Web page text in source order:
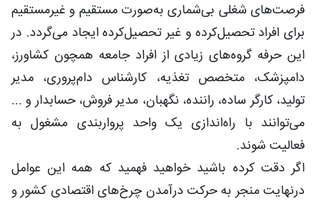
فرصت‌های شغلی بی‌شماری به‌صورت مستقیم و غیرمستقیم
برای افراد تحصیل‌کرده و غیر تحصیل‌کرده ایجاد می‌گردد. در
این حرفه گروه‌های زیادی از افراد جامعه همچون کشاورز،
دامپزشک، متخصص تغذیه، کارشناس دام‌پروری، مدیر
تولید، کارگر ساده، راننده، نگهبان، مدیر فروش، حسابدار و ...
می‌توانند با راه‌اندازی یک واحد پرواربندی مشغول به
فعالیت شوند.
اگر دقت کرده باشید خواهید فهمید که همه این عوامل
درنهایت منجر به حرکت درآمدن چرخ‌های اقتصادی کشور و